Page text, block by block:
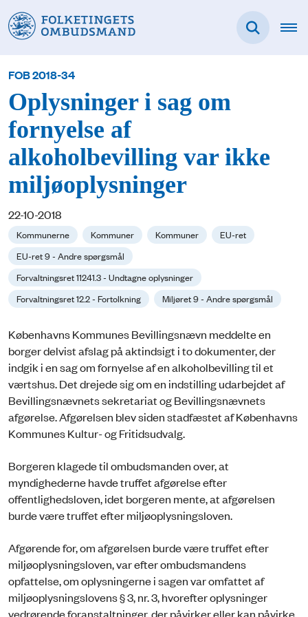
FOB 2018-34
Oplysninger i sag om
fornyelse af
alkoholbevilling var ikke
miljøoplysninger
22-10-2018
Kommunerne Kommuner Kommuner
EU-ret
EU-ret 9 - Andre spørgsmål
Forvaltningsret 11241.3 - Undtagne oplysninger
Forvaltningsret 12.2 - Fortolkning
Miljøret 9 - Andre spørgsmål
Københavns Kommunes Bevillingsnævn meddelte en
borger delvist afslag på aktindsigt i to dokumenter, der
indgik i en sag om fornyelse af en alkoholbevilling til et
værtshus. Det drejede sig om en indstilling udarbejdet af
Bevillingsnævnets sekretariat og Bevillingsnævnets
afgørelse. Afgørelsen blev siden stadfæstet af Københavns
Kommunes Kultur- og Fritidsudvalg.
Borgeren klagede til ombudsmanden over, at
myndighederne havde truffet afgørelse efter
offentlighedsloven, idet borgeren mente, at afgørelsen
burde være truffet efter miljøoplysningsloven.
Afgørende for, om afgørelsen burde være truffet efter
miljøoplysningsloven, var efter ombudsmandens
opfattelse, om oplysningerne i sagen var omfattet af
miljøoplysningslovens § 3, nr. 3, hvorefter oplysninger
vedrørende foranstaltninger, der påvirker eller kan påvirke